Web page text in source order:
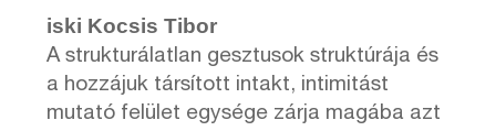
iski Kocsis Tibor
A strukturálatlan gesztusok struktúrája és
a hozzájuk társított intakt, intimitást
mutató felület egysége zárja magába azt